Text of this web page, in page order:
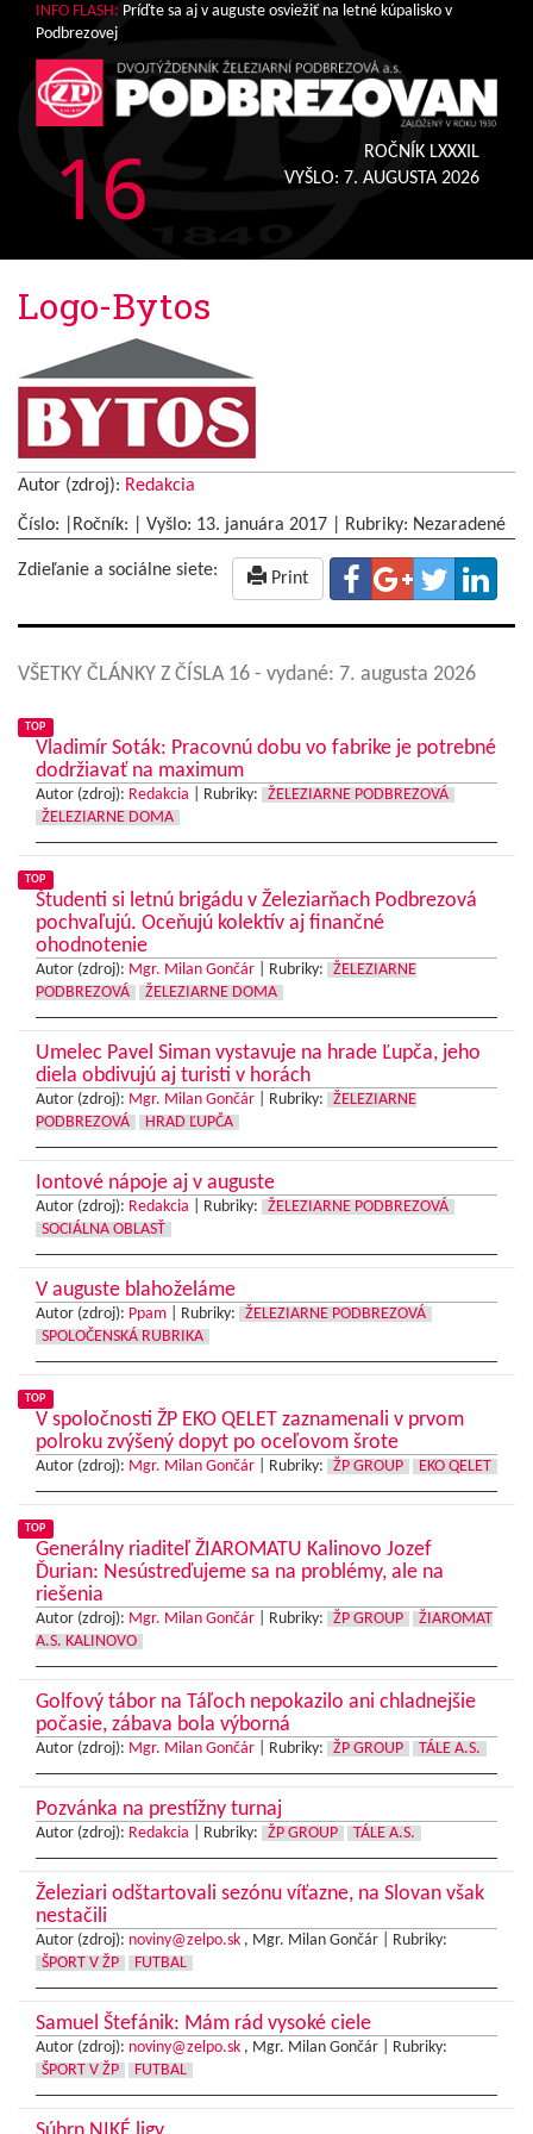
INFO FLASH: Príďte sa aj v auguste osviežiť na letné kúpalisko v
Podbrezovej
16
ROČNÍK LXXXIL
VYŠLO: 7. AUGUSTA 2026
Logo-Bytos
Autor (zdroj): Redakcia
Číslo: |Ročník: | Vyšlo: 13. januára 2017 Rubriky: Nezaradené
Zdieľanie a sociálne siete: Print
VŠETKY ČLÁNKY Z ČÍSLA 16 - vydané: 7. augusta 2026
TOP
Vladimír Soták: Pracovnú dobu vo fabrike je potrebné
dodržiavať na maximum
Autor (zdroj): Redakcia Rubriky:
ŽELEZIARNE PODBREZOVÁ
ŽELEZIARNE DOMA
TOP
Študenti si letnú brigádu v Železiarňach Podbrezová
pochvaľujú. Oceňujú kolektív aj finančné
ohodnotenie
Autor (zdroj): Mgr. Milan Gončár Rubriky:
ŽELEZIARNE
PODBREZOVÁ
ŽELEZIARNE DOMA
Umelec Pavel Siman vystavuje na hrade Ľupča, jeho
diela obdivujú aj turisti v horách
Autor (zdroj): Mgr. Milan Gončár Rubriky:
ŽELEZIARNE
PODBREZOVÁ
HRAD ĽUPČA
Iontové nápoje aj v auguste
Autor (zdroj): Redakcia Rubriky:
ŽELEZIARNE PODBREZOVÁ
SOCIÁLNA OBLASŤ
V auguste blahoželáme
Autor (zdroj): Ppam Rubriky:
ŽELEZIARNE PODBREZOVÁ
SPOLOČENSKÁ RUBRIKA
TOP
V spoločnosti ŽP EKO QELET zaznamenali v prvom
polroku zvýšený dopyt po oceľovom šrote
Autor (zdroj): Mgr. Milan Gončár Rubriky: ŽP GROUP EKO QELET
TOP
Generálny riaditeľ ŽIAROMATU Kalinovo Jozef
Ďurian: Nesústreďujeme sa na problémy, ale na
riešenia
Autor (zdroj): Mgr. Milan Gončár Rubriky: ŽP GROUP
ŽIAROMAT
A.S. KALINOVO
Golfový tábor na Táľoch nepokazilo ani chladnejšie
počasie, zábava bola výborná
Autor (zdroj): Mgr. Milan Gončár Rubriky: ŽP GROUP TÁLE A.S.
Pozvánka na prestížny turnaj
Autor (zdroj): Redakcia Rubriky: ŽP GROUP TÁLE A.S.
Železiari odštartovali sezónu víťazne, na Slovan však
nestačili
Autor (zdroj): noviny@zelpo.sk , Mgr. Milan Gončár |
Rubriky:
ŠPORT V ŽP
FUTBAL
Samuel Štefánik: Mám rád vysoké ciele
Autor (zdroj): noviny@zelpo.sk , Mgr. Milan Gončár |
Rubriky:
ŠPORT V ŽP
FUTBAL